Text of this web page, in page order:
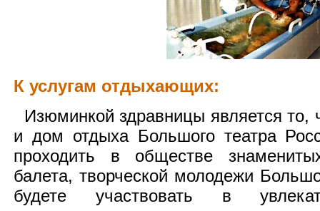
К услугам отдыхающих:
Изюминкой здравницы является то,
и дом отдыха Большого театра
проходить в обществе
балета, творческой молодежи
будете участвовать в